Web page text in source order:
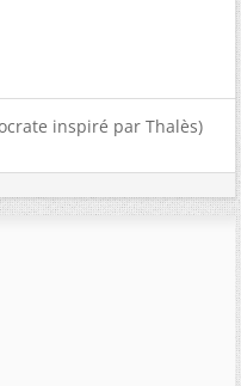
inspiré par Thalès)